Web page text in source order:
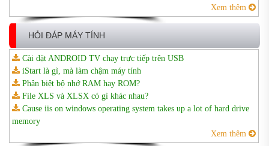
Xem thêm
HỎI ĐÁP MÁY TÍNH
Cài đặt ANDROID TV chạy trực tiếp trên USB
iStart là gì, mà làm chậm máy tính
Phân biệt bộ nhớ RAM hay ROM?
File XLS và XLSX có gì khác nhau?
Cause iis on windows operating system takes up a lot of hard drive
memory
Xem thêm